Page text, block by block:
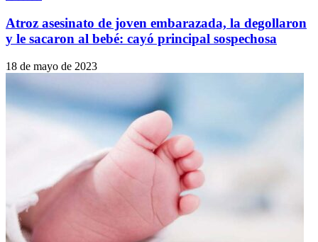
Atroz asesinato de joven embarazada, la degollaron
y le sacaron al bebé: cayó principal sospechosa
18 de mayo de 2023